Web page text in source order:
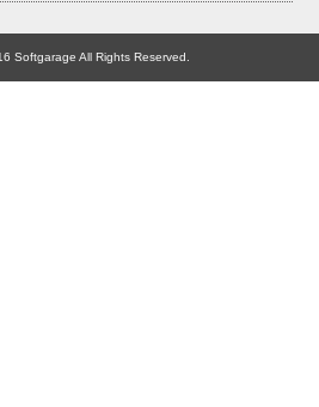
Softgarage All Rights Reserved.